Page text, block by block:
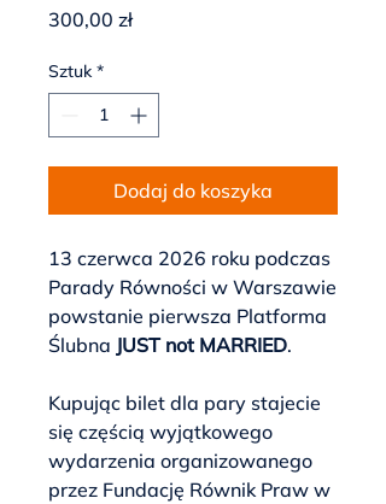
300,00 złCena
Sztuk *
Dodaj do koszyka
13 czerwca 2026 roku podczas
Parady Równości w Warszawie
powstanie pierwsza Platforma
Ślubna JUST not MARRIED.
Kupując bilet dla pary stajecie
się częścią wyjątkowego
wydarzenia organizowanego
przez Fundację Równik Praw w